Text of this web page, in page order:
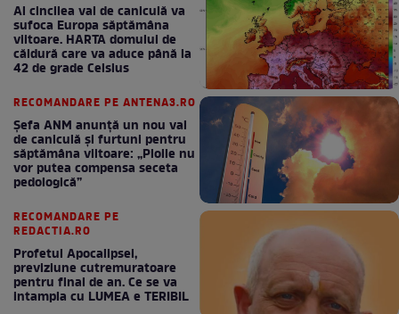
Al cincilea val de caniculă va
sufoca Europa săptămâna
viitoare. HARTA domului de
căldură care va aduce până la
42 de grade Celsius
RECOMANDARE PE ANTENA3.RO
Șefa ANM anunță un nou val
de caniculă și furtuni pentru
săptămâna viitoare: „Ploile nu
vor putea compensa seceta
pedologică”
RECOMANDARE PE
REDACTIA.RO
Profetul Apocalipsei,
previziune cutremuratoare
pentru final de an. Ce se va
intampla cu LUMEA e TERIBIL